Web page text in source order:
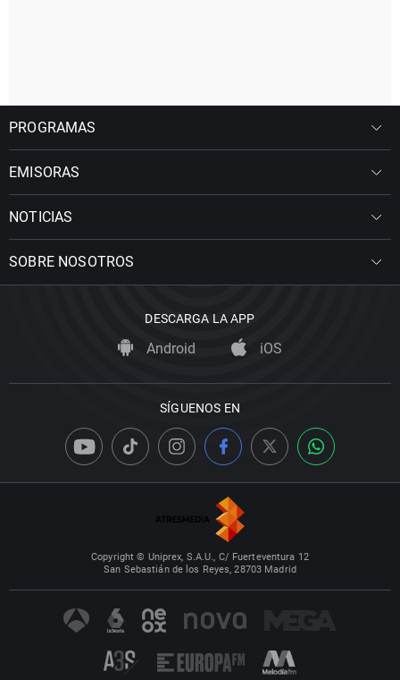
PROGRAMAS
EMISORAS
NOTICIAS
SOBRE NOSOTROS
DESCARGA LA APP
Android iOS
SÍGUENOS EN
Copyright © Uniprex, S.A.U., C/ Fuerteventura 12
San Sebastián de los Reyes, 28703 Madrid